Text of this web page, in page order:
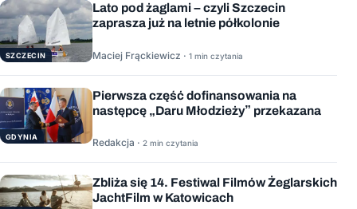
SZCZECIN
Lato pod żaglami – czyli Szczecin
zaprasza już na letnie półkolonie
Maciej Frąckiewicz · 1 min czytania
GDYNIA
Pierwsza część dofinansowania na
następcę „Daru Młodzieży” przekazana
Redakcja · 2 min czytania
Zbliża się 14. Festiwal Filmów Żeglarskich
JachtFilm w Katowicach